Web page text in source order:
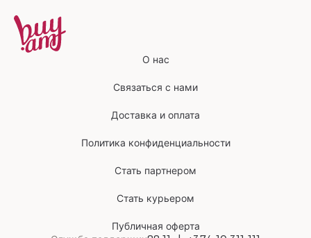
О нас
Связаться с нами
Доставка и оплата
Политика конфиденциальности
Стать партнером
Стать курьером
Публичная оферта